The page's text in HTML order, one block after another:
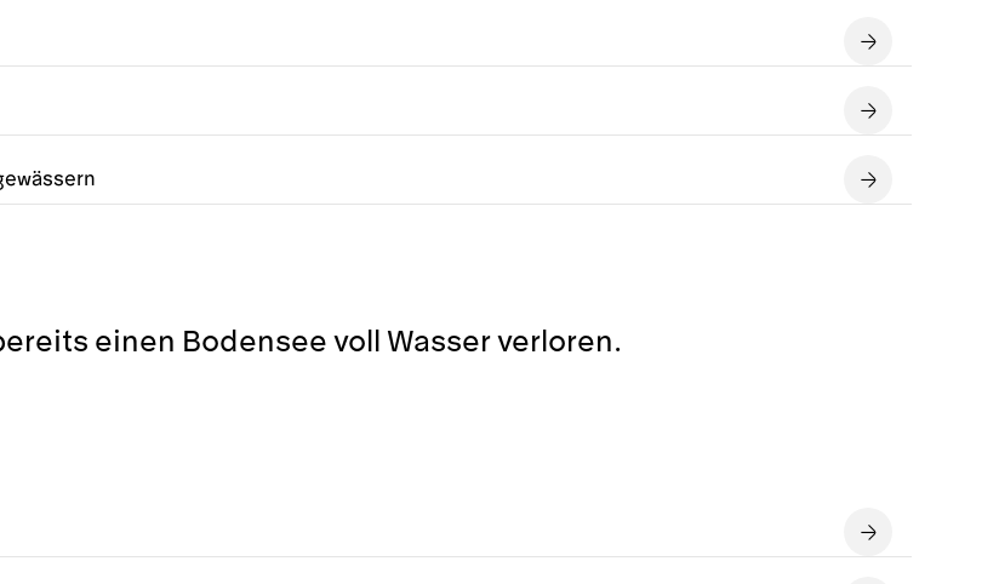
einen Bodensee voll Wasser verloren.